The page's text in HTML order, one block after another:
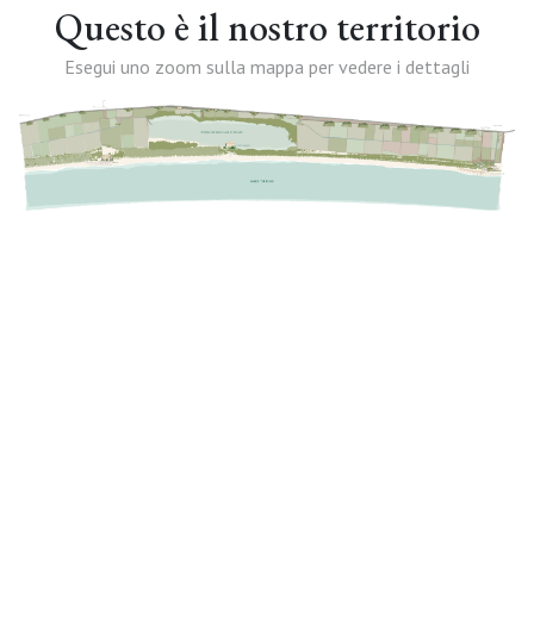
Questo è il nostro territorio
Esegui uno zoom sulla mappa per vedere i dettagli